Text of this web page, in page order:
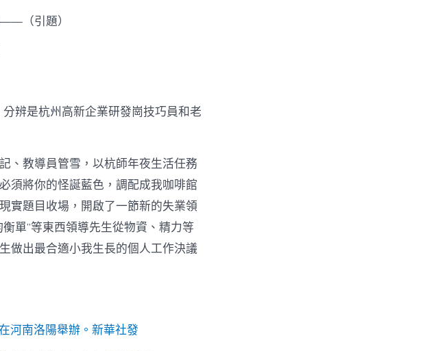
（引題）
辨是杭州高新企業研發崗技巧員和老
、教導員管雪，以杭師年夜生活任務
須將你的怪誕藍色，調配成我咖啡館
實題目收場，開啟了一節新的失業領
單”等東西領導先生從物資、精力等
做出最合適小我生長的個人工作決議
河南洛陽舉辦。新華社發